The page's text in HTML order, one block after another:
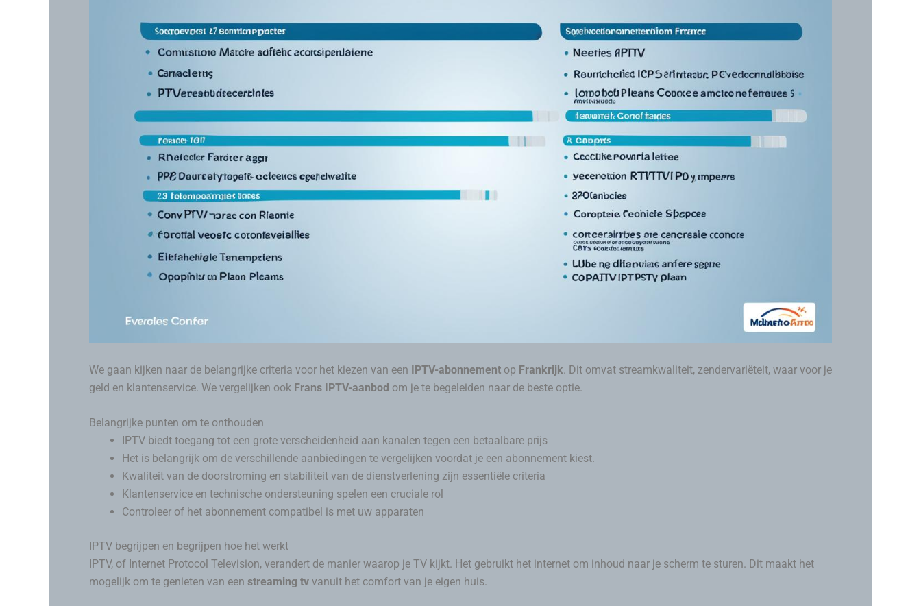
We gaan kijken naar de belangrijke criteria voor het kiezen van een IPTV-abonnement op Frankrijk. Dit omvat streamkwaliteit, zendervariëteit, waar voor je
geld en klantenservice. We vergelijken ook Frans IPTV-aanbod om je te begeleiden naar de beste optie.
Belangrijke punten om te onthouden
IPTV biedt toegang tot een grote verscheidenheid aan kanalen tegen een betaalbare prijs
Het is belangrijk om de verschillende aanbiedingen te vergelijken voordat je een abonnement kiest.
Kwaliteit van de doorstroming en stabiliteit van de dienstverlening zijn essentiële criteria
Klantenservice en technische ondersteuning spelen een cruciale rol
Controleer of het abonnement compatibel is met uw apparaten
IPTV begrijpen en begrijpen hoe het werkt
IPTV, of Internet Protocol Television, verandert de manier waarop je TV kijkt. Het gebruikt het internet om inhoud naar je scherm te sturen. Dit maakt het
mogelijk om te genieten van een streaming tv vanuit het comfort van je eigen huis.